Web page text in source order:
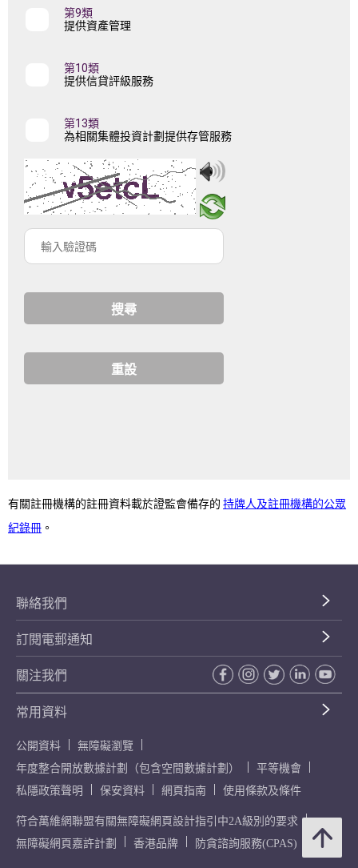
第9類
提供資產管理
第10類
提供信貸評級服務
第13類
為相關集體投資計劃提供存管服務
輸
碼
有關註冊機構的註冊資料載於證監會備存的 持牌人及註冊機構的公眾
紀錄冊 。
聯絡我們
訂閱電郵通知
關注我們
常用資料
公開資料
無障礙瀏覽
年度整合開放數據計劃（包含空間數據計劃）
平等機會
私隱政策聲明
保安資料 網頁指南 使用條款及條件
符合萬維網聯盟有關無障礙網頁設計指引中2A級別的要求
無障礙網頁嘉許計劃
香港品牌 防貪諮詢服務(CPAS)